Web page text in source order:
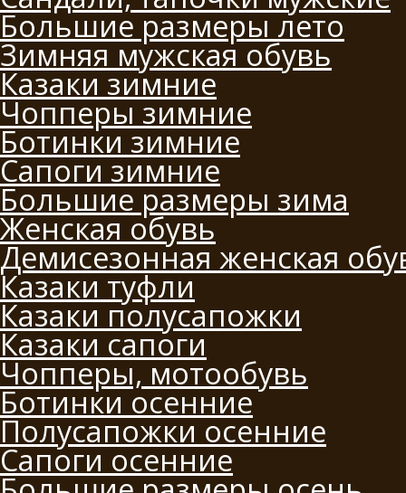
Большие размеры лето
Зимняя мужская обувь
Казаки зимние
Чопперы зимние
Ботинки зимние
Сапоги зимние
Большие размеры зима
Женская обувь
Демисезонная женская
Казаки туфли
Казаки полусапожки
Казаки сапоги
Чопперы, мотообувь
Ботинки осенние
Полусапожки осенние
Сапоги осенние